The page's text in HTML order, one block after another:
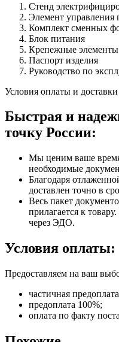
Стенд
Элемент управления
Комплект сменных
Блок питания
Крепежные элементы
Паспорт изделия
Руководство по
Условия оплаты и доставки
Быстрая и
точку России:
Мы ценим ваше
необходимые
Благодаря
доставлен точно в
Весь пакет
прилагается к
через ЭДО.
Условия оплаты:
Предоставляем на ваш
частичная
предоплата 100%;
оплата по факту